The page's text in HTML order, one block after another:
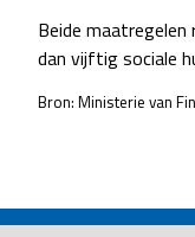
Beide
dan vijftig sociale
Bron: Ministerie van